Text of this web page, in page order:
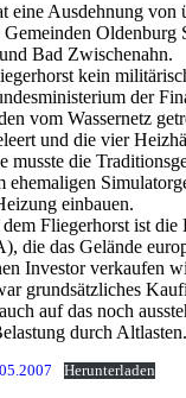
eine Ausdehnung von
Oldenburg
Bad Zwischenahn.
kein
der
vom Wassernetz
und die vier
musste die
einbauen.
Fliegerhorst ist die
die das Gelände
Investor verkaufen
grundsätzliches
auf das noch
durch Altlasten.
Herunterladen